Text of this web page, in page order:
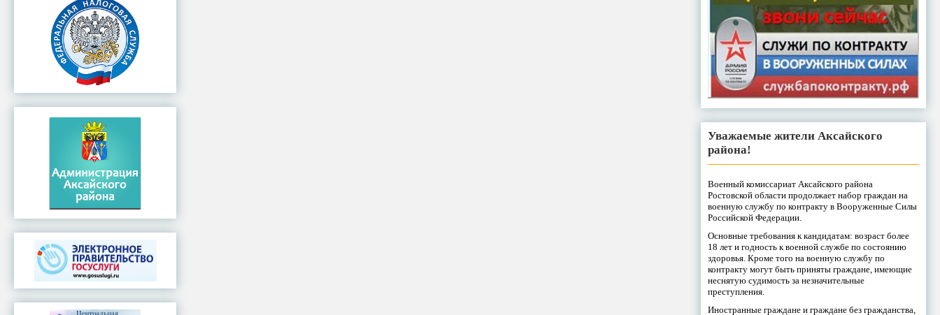
Уважаемые жители Аксайского
района!
Военный комиссариат Аксайского района
Ростовской области продолжает набор граждан на
военную службу по контракту в Вооруженные Силы
Российской Федерации.
Основные требования к кандидатам: возраст более
18 лет и годность к военной службе по состоянию
здоровья. Кроме того на военную службу по
контракту могут быть приняты граждане, имеющие
неснятую судимость за незначительные
преступления.
Иностранные граждане и граждане без гражданства,